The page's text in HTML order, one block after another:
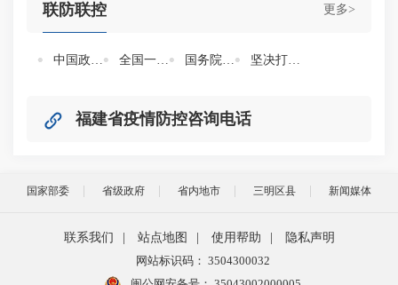
更多>
联防联控
中国政府网新冠肺炎疫情防控专区 全国一体化政务服务平台新冠肺炎疫情防控专题 国务院联防联控机制文件 坚决打赢疫情防控歼灭战 三明在行动
福建省疫情防控咨询电话
国家部委 省级政府 省内地市 三明区县 新闻媒体
联系我们 站点地图 使用帮助
隐私声明
网站标识码： 3504300032